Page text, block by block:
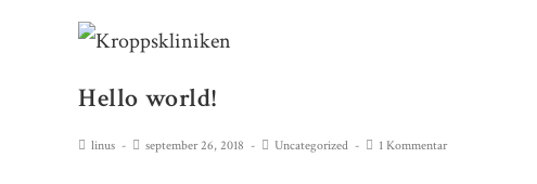
Hello world!
linus september 26, 2018 Uncategorized 1 Kommentar